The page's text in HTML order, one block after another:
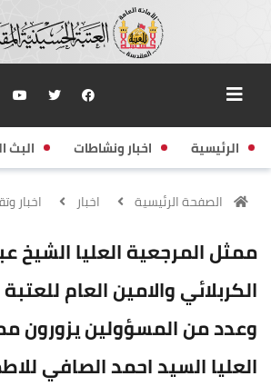
الرئيسية اخبار ونشاطات البث
الصفحة الرئيسية اخبار اخبار
ممثل المرجعية العليا الشيخ
الكربلائي والامين العام
وعدد من المسؤولين يزورون
العليا السيد احمد الصافي